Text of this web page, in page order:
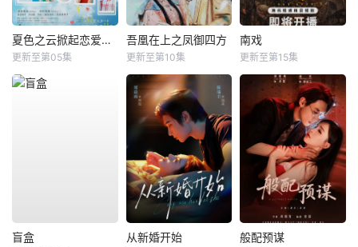
夏色之云掀起恋爱与风暴
更新至第05集
吾凰在上之凤御四方
更新至第10集
南戏
更新至第15集
盲盒 从新婚开始 般配预谋